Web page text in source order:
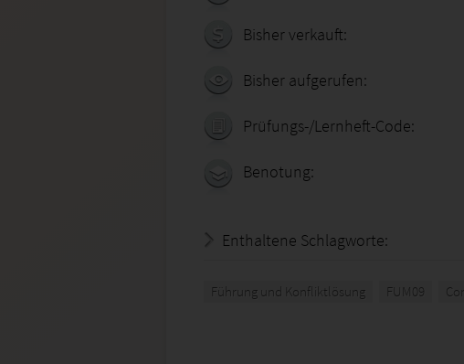
Bisher verkauft:
Bisher aufgerufen:
Prüfungs-/Lernheft-Code:
Benotung:
Enthaltene Schlagworte:
Führung und Konfliktlösung FUM09